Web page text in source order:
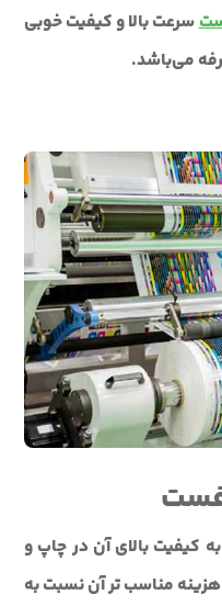
سرعت بالا و کیفیت خوبی
می‌باشد.
کیفیت بالای آن در چاپ و
مناسب تر آن نسبت به